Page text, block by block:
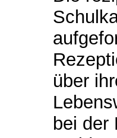
über
bei der